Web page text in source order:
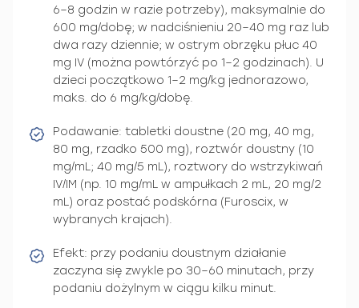
6–8 godzin w razie potrzeby), maksymalnie do
600 mg/dobę; w nadciśnieniu 20–40 mg raz lub
dwa razy dziennie; w ostrym obrzęku płuc 40
mg IV (można powtórzyć po 1–2 godzinach). U
dzieci początkowo 1–2 mg/kg jednorazowo,
maks. do 6 mg/kg/dobę.
Podawanie: tabletki doustne (20 mg, 40 mg,
80 mg, rzadko 500 mg), roztwór doustny (10
mg/mL; 40 mg/5 mL), roztwory do wstrzykiwań
IV/IM (np. 10 mg/mL w ampułkach 2 mL, 20 mg/2
mL) oraz postać podskórna (Furoscix, w
wybranych krajach).
Efekt: przy podaniu doustnym działanie
zaczyna się zwykle po 30–60 minutach, przy
podaniu dożylnym w ciągu kilku minut.